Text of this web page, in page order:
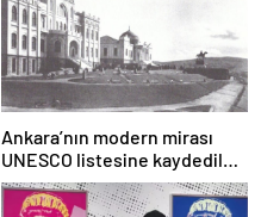
Ankara’nın modern mirası
UNESCO listesine kaydedildi;
Türkiye’nin listedeki varlık
sayısı 80 oldu